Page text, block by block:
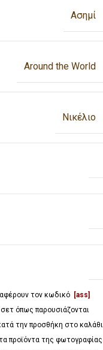
Ασημί
Around the World
Νικέλιο
τον κωδικό [ass]
όπως παρουσιάζονται
την προσθήκη στο καλάθι
προϊόντα της φωτογραφίας